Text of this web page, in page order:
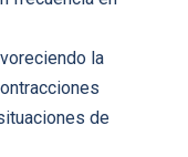
la
de